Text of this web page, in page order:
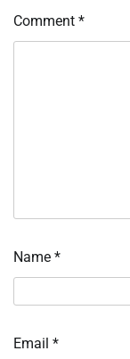
Comment *
Name *
Email *